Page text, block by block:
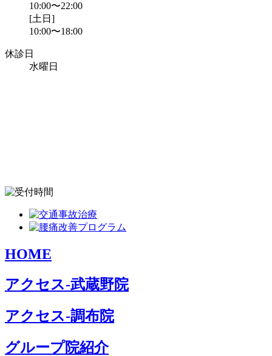
10:00〜22:00
[土日]
10:00〜18:00
休診日
水曜日
HOME
アクセス-武蔵野院
アクセス-調布院
グループ院紹介